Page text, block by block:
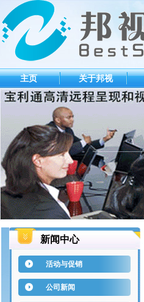
主页 关于邦视
新闻中心
活动与促销
公司新闻